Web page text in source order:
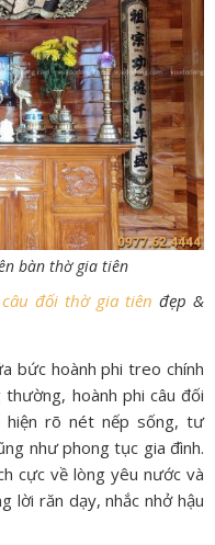
bàn thờ gia tiên
đối thờ gia tiên đẹp &
bức hoành phi treo chính
hoành phi câu đối
hiện rõ nét nếp sống, tư
như phong tục gia đình.
cực về lòng yêu nước và
lời răn dạy, nhắc nhở hậu